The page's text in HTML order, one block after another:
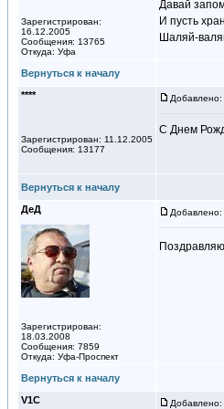
Зарегистрирован:
16.12.2005
Сообщения: 13765
Откуда: Уфа
Давай
И пусть
Шаляй-
Вернуться к началу
****
Зарегистрирован: 11.12.2005
Сообщения: 13177
С Днем
Вернуться к началу
ДeД
Зарегистрирован:
18.03.2008
Сообщения: 7859
Откуда: Уфа-Проспект
Вернуться к началу
V1С